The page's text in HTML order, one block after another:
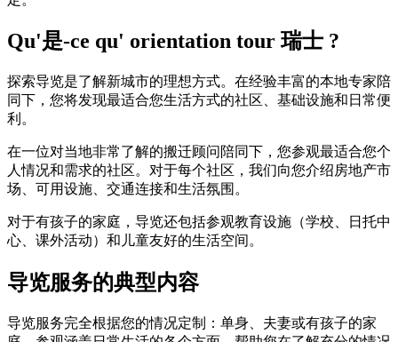
Qu'是-ce qu' orientation tour 瑞士 ?
探索导览是了解新城市的理想方式。在经验丰富的本地专家陪
同下，您将发现最适合您生活方式的社区、基础设施和日常便
利。
在一位对当地非常了解的搬迁顾问陪同下，您参观最适合您个
人情况和需求的社区。对于每个社区，我们向您介绍房地产市
场、可用设施、交通连接和生活氛围。
对于有孩子的家庭，导览还包括参观教育设施（学校、日托中
心、课外活动）和儿童友好的生活空间。
导览服务的典型内容
导览服务完全根据您的情况定制：单身、夫妻或有孩子的家